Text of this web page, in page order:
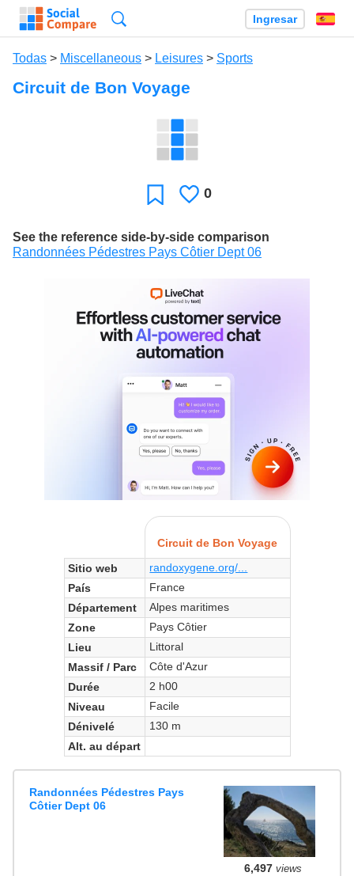
Ingresar
Todas > Miscellaneous > Leisures > Sports
Circuit de Bon Voyage
Favoritos
Le
0
See the reference side-by-side comparison
Randonnées Pédestres Pays Côtier Dept 06
Circuit de Bon Voyage
Sitio web
randoxygene.org/...
País
France
Département
Alpes maritimes
Zone
Pays Côtier
Lieu
Littoral
Massif / Parc
Côte d'Azur
Durée
2 h00
Niveau
Facile
Dénivelé
130 m
Alt. au départ
Randonnées Pédestres Pays
Côtier Dept 06
6,497views